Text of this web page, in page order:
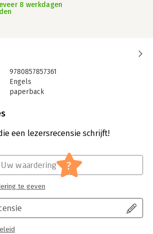
8 werkdagen
9780857857361
Engels
paperback
een lezersrecensie schrijft!
Uw waardering ?
te geven